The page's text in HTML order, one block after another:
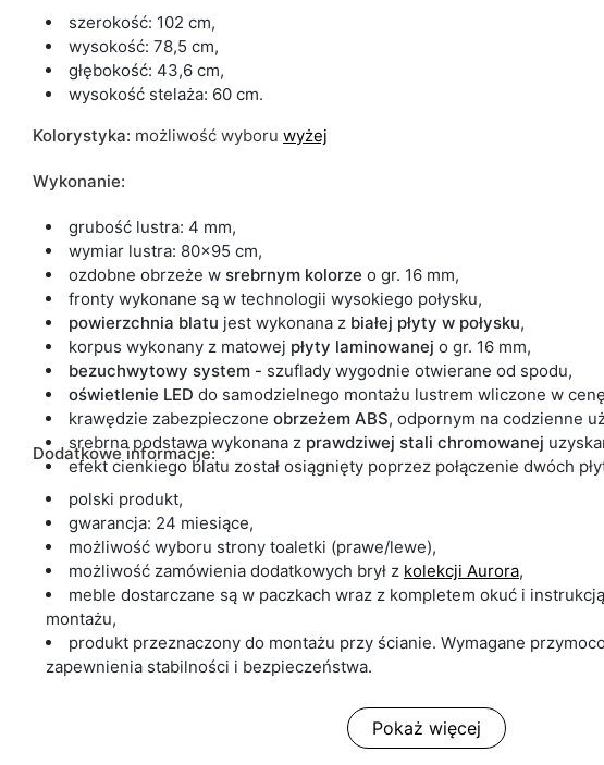
szerokość: 102 cm,
wysokość: 78,5 cm,
głębokość: 43,6 cm,
wysokość stelaża: 60 cm.
Kolorystyka: możliwość wyboru wyżej
Wykonanie:
grubość lustra: 4 mm,
wymiar lustra: 80x95 cm,
ozdobne obrzeże w srebrnym kolorze o gr. 16 mm,
fronty wykonane są w technologii wysokiego połysku,
powierzchnia blatu jest wykonana z białej płyty w połysku,
korpus wykonany z matowej płyty laminowanej o gr. 16 mm,
bezuchwytowy system - szuflady wygodnie otwierane od spodu,
oświetlenie LED do samodzielnego montażu lustrem wliczone w
krawędzie zabezpieczone obrzeżem ABS, odpornym na codzienne
srebrna podstawa wykonana z prawdziwej stali chromowanej
efekt cienkiego blatu został osiągnięty poprzez połączenie dwóch
Dodatkowe informacje:
polski produkt,
gwarancja: 24 miesiące,
możliwość wyboru strony toaletki (prawe/lewe),
możliwość zamówienia dodatkowych brył z kolekcji Aurora,
meble dostarczane są w paczkach wraz z kompletem okuć i
montażu,
produkt przeznaczony do montażu przy ścianie. Wymagane
zapewnienia stabilności i bezpieczeństwa.
Pokaż więcej